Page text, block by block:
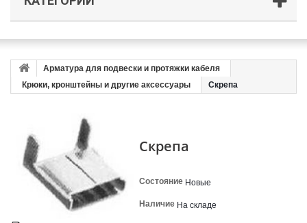
Арматура для подвески и протяжки кабеля
Крюки, кронштейны и другие аксессуары
Скрепа
Скрепа
Состояние Новые
Наличие На складе